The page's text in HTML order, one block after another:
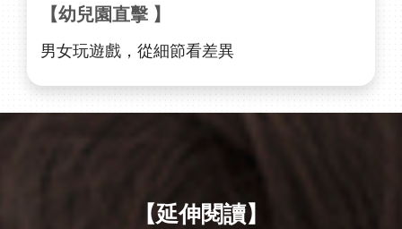
【幼兒園直擊 】
男女玩遊戲，從細節看差異
【延伸閱讀】